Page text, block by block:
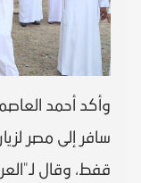
وأكد أحمد
سافر إلى مصر
قفط، وقال